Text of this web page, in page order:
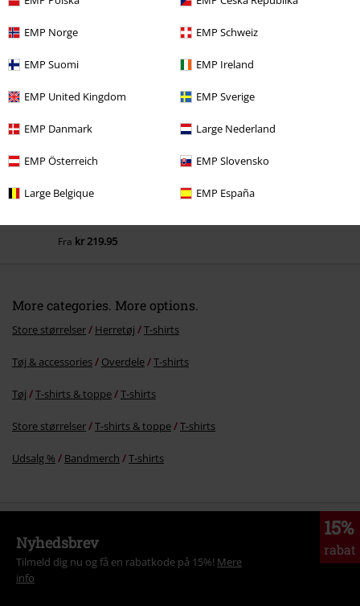
EMP Norge EMP Schweiz
EMP Suomi EMP Ireland
EMP United Kingdom EMP Sverige
EMP Danmark Large Nederland
EMP Österreich EMP Slovensko
Large Belgique EMP España
Senest besøgt
Fra kr 219.95
More categories. More options.
Store størrelser Herretøj T-shirts
Tøj & accessories Overdele T-shirts
Tøj T-shirts & toppe T-shirts
Store størrelser T-shirts & toppe T-shirts
Udsalg % Bandmerch T-shirts
15%
rabat
Nyhedsbrev
Tilmeld dig nu og få en rabatkode på 15%! Mere
info